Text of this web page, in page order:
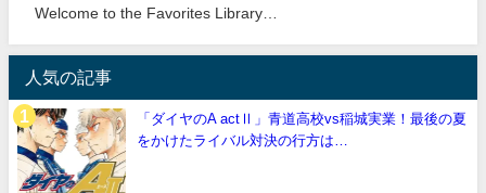
Welcome to the Favorites Library…
人気の記事
「ダイヤのA actⅡ」青道高校vs稲城実業！最後の夏
をかけたライバル対決の行方は…